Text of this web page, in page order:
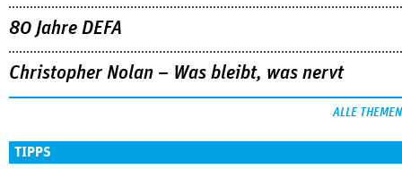
80 Jahre DEFA
Christopher Nolan – Was bleibt, was nervt
ALLE THEMEN
TIPPS